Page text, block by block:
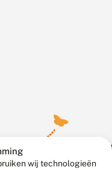
wij technologieën